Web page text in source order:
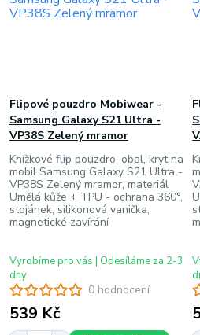
0 hodnocení
Flipové pouzdro Mobiwear -
Samsung Galaxy S21 Ultra -
VP38S Zelený mramor
Knížkové flip pouzdro, obal, kryt na
mobil Samsung Galaxy S21 Ultra -
VP38S Zelený mramor, materiál
Umělá kůže + TPU - ochrana 360°,
stojánek, silikonová vanička,
magnetické zavírání
539 Kč
Vyrobíme pro vás | Odesíláme za 2-3
dny